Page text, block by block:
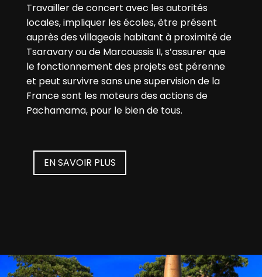
Travailler de concert avec les autorités
locales, impliquer les écoles, être présent
auprès des villageois habitant à proximité de
Tsaravary ou de Marcoussis II, s’assurer que
le fonctionnement des projets est pérenne
et peut survivre sans une supervision de la
France sont les moteurs des actions de
Pachamama, pour le bien de tous.
EN SAVOIR PLUS